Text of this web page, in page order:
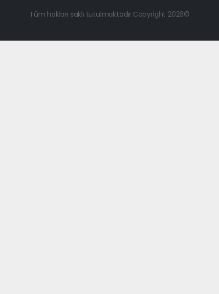
Tüm hakları saklı tutulmaktadır.Copyright 2026©